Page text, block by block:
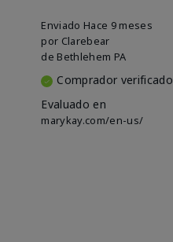
Enviado Hace 9 meses
por Clarebear
de Bethlehem PA
Comprador verificado
Evaluado en
marykay.com/en-us/